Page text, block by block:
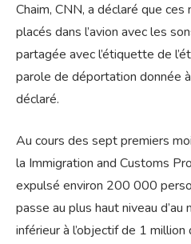
Chaim, CNN, a déclaré que
placés dans l’avion avec les
partagée avec l’étiquette de
parole de déportation donnée
déclaré.
Au cours des sept premiers
la Immigration and Customs
expulsé environ 200 000
passe au plus haut niveau
inférieur à l’objectif de 1 million